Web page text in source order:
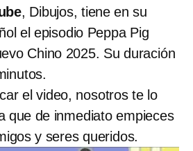
, Dibujos, tiene en su
el episodio Peppa Pig
Chino 2025. Su duración
el video, nosotros te lo
que de inmediato empieces
y seres queridos.